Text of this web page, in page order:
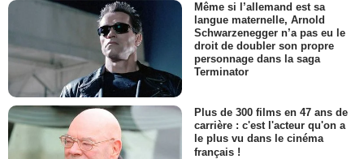
Même si l’allemand est sa
langue maternelle, Arnold
Schwarzenegger n’a pas eu le
droit de doubler son propre
personnage dans la saga
Terminator
Plus de 300 films en 47 ans de
carrière : c'est l'acteur qu'on a
le plus vu dans le cinéma
français !